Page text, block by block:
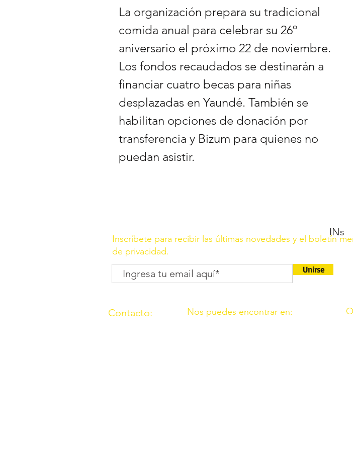
La organización prepara su tradicional
comida anual para celebrar su 26º
aniversario el próximo 22 de noviembre.
Los fondos recaudados se destinarán a
financiar cuatro becas para niñas
desplazadas en Yaundé. También se
habilitan opciones de donación por
transferencia y Bizum para quienes no
puedan asistir.
Contacto: Nos puedes encontrar en:
Inscríbete para recibir las últimas novedades y el boletín
de privacidad.
Unirse
INs